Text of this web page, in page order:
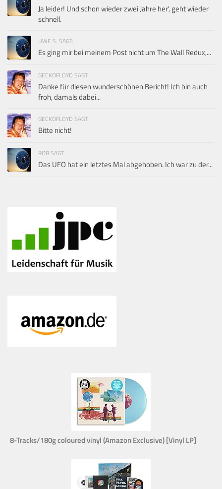
Ja leider! Und schon wieder zwei Jahre her', geht wieder
schnell.
UWE S. SAGT:
Es ging mir bei meinem Post nicht um The Wall Redux,...
GECKOFLOYD SAGT:
Danke für diesen wunderschönen Bericht! Ich bin auch
froh, damals dabei...
GECKOFLOYD SAGT:
Bitte nicht!
ROB SAGT:
Das UFO hat ein letztes Mal abgehoben. Ich war zu der...
8-Tracks/180g coloured vinyl (Amazon Exclusive) [Vinyl LP]